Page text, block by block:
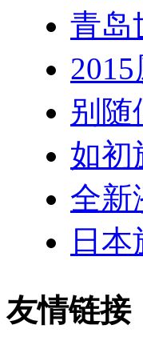
青岛
别随
如初
全新
日
友情链接